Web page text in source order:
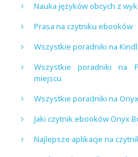
Nauka języków obcych z
Prasa na czytniku ebooków
Wszystkie poradniki na
Wszystkie poradniki na
miejscu
Wszystkie poradniki na
Jaki czytnik ebooków Onyx
Najlepsze aplikacje na